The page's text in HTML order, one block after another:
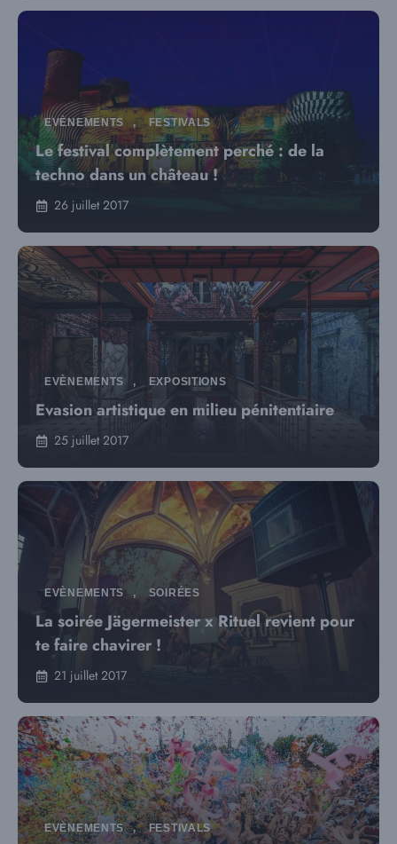
EVÈNEMENTS , FESTIVALS
Le festival complètement perché : de la
techno dans un château !
26 juillet 2017
EVÈNEMENTS , EXPOSITIONS
Evasion artistique en milieu pénitentiaire
25 juillet 2017
EVÈNEMENTS , SOIRÉES
La soirée Jägermeister x Rituel revient pour
te faire chavirer !
21 juillet 2017
EVÈNEMENTS , FESTIVALS